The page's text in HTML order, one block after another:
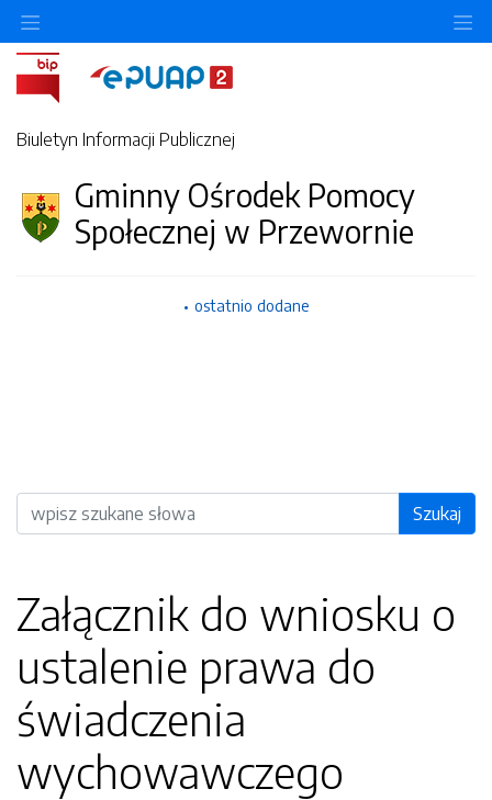
Biuletyn Informacji Publicznej
Gminny Ośrodek Pomocy
Społecznej w Przewornie
ostatnio dodane
Wyszukiwarka Szukaj
Załącznik do wniosku o
ustalenie prawa do
świadczenia
wychowawczego